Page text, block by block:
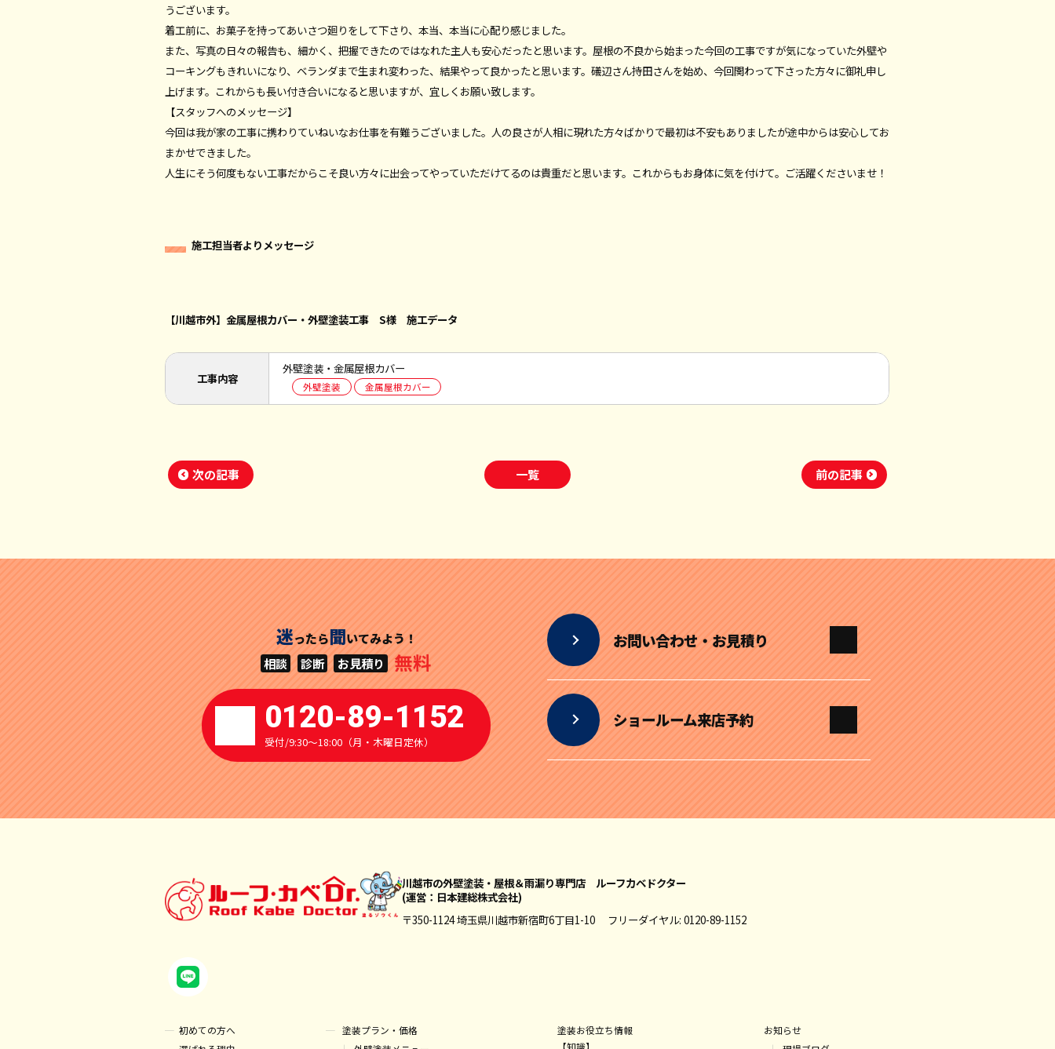
うございます。
着工前に、お菓子を持ってあいさつ廻りをして下さり、本当、本当に心配り感じました。
また、写真の日々の報告も、細かく、把握できたのではなれた主人も安心だったと思います。屋根の不良から始まった今回の工事ですが気になっていた外壁や
コーキングもきれいになり、ベランダまで生まれ変わった、結果やって良かったと思います。礒辺さん持田さんを始め、今回関わって下さった方々に御礼申し
上げます。これからも長い付き合いになると思いますが、宜しくお願い致します。
【スタッフへのメッセージ】
今回は我が家の工事に携わりていねいなお仕事を有難うございました。人の良さが人相に現れた方々ばかりで最初は不安もありましたが途中からは安心してお
まかせできました。
人生にそう何度もない工事だからこそ良い方々に出会ってやっていただけてるのは貴重だと思います。これからもお身体に気を付けて。ご活躍くださいませ！
施工担当者よりメッセージ
【川越市外】金属屋根カバー・外壁塗装工事 S様 施工データ
工事内容
外壁塗装・金属屋根カバー
外壁塗装 金属屋根カバー
次の記事 一覧 前の記事
迷ったら聞いてみよう！
相談
診断 お見積り 無料
0120-89-1152
受付/9:30～18:00（月・木曜日定休）
お問い合わせ・お見積り
ショールーム来店予約
川越市の外壁塗装・屋根＆雨漏り専門店 ルーフカベドクター
(運営：日本建総株式会社)
〒350-1124 埼玉県川越市新宿町6丁目1-10
フリーダイヤル: 0120-89-1152
初めての方へ
塗装プラン・価格
塗装お役立ち情報
【知識】
お知らせ